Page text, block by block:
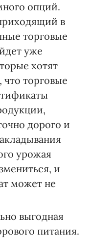
опций.
в
торговые
уже
хотят
торговые
дорого и
урожая
и
может не
выгодная
питания.